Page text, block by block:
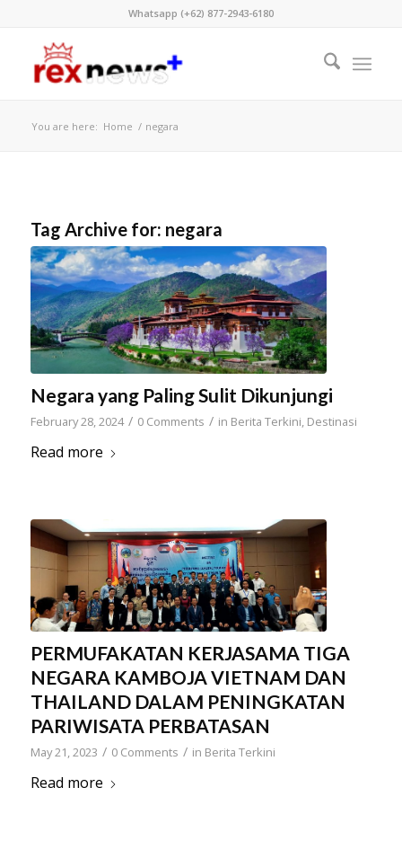
Whatsapp (+62) 877-2943-6180
You are here: Home / negara
Tag Archive for: negara
Negara yang Paling Sulit Dikunjungi
February 28, 2024 / 0 Comments / in Berita Terkini Destinasi
Read more
PERMUFAKATAN KERJASAMA TIGA
NEGARA KAMBOJA VIETNAM DAN
THAILAND DALAM PENINGKATAN
PARIWISATA PERBATASAN
May 21, 2023 / 0 Comments / in Berita Terkini
Read more